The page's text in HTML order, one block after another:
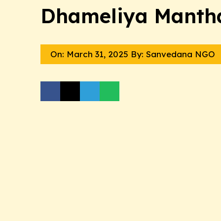
Dhameliya
On: March 31, 2025 By: Sanvedana NGO